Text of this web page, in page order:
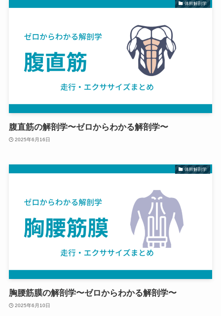
体幹解剖学
腹直筋の解剖学〜ゼロからわかる解剖学〜
2025年6月16日
体幹解剖学
胸腰筋膜の解剖学〜ゼロからわかる解剖学〜
2025年6月10日